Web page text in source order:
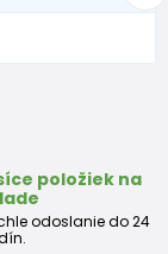
položiek na
odoslanie do 24